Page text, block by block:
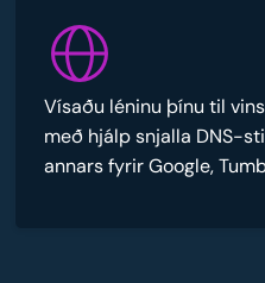
Vísaðu léninu þínu til
með hjálp snjalla DNS-
annars fyrir Google,